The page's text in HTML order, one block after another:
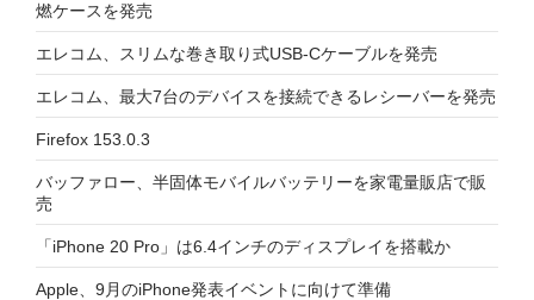
燃ケースを発売
エレコム、スリムな巻き取り式USB-Cケーブルを発売
エレコム、最大7台のデバイスを接続できるレシーバーを発売
Firefox 153.0.3
バッファロー、半固体モバイルバッテリーを家電量販店で販
売
「iPhone 20 Pro」は6.4インチのディスプレイを搭載か
Apple、9月のiPhone発表イベントに向けて準備